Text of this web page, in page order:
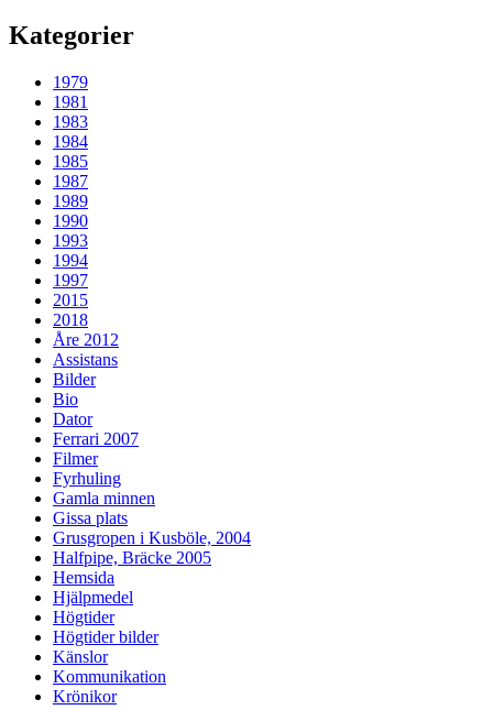
Kategorier
1979
1981
1983
1984
1985
1987
1989
1990
1993
1994
1997
2015
2018
Åre 2012
Assistans
Bilder
Bio
Dator
Ferrari 2007
Filmer
Fyrhuling
Gamla minnen
Gissa plats
Grusgropen i Kusböle, 2004
Halfpipe, Bräcke 2005
Hemsida
Hjälpmedel
Högtider
Högtider bilder
Känslor
Kommunikation
Krönikor